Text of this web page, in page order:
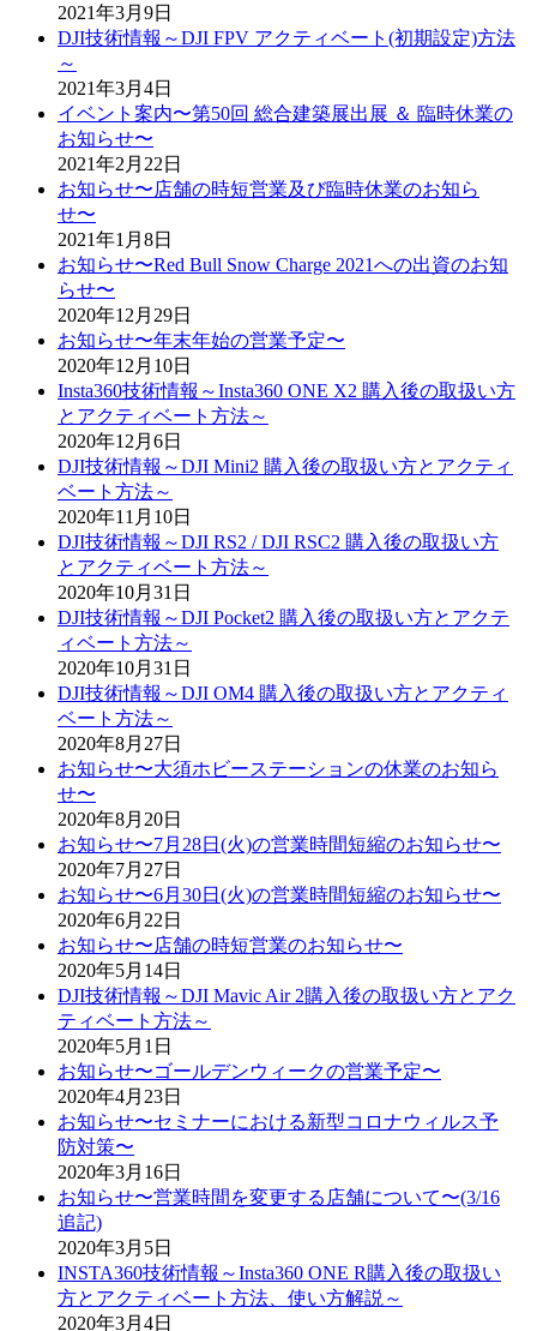
2021年3月9日
DJI技術情報～DJI FPV アクティベート(初期設定)方法
～
2021年3月4日
イベント案内〜第50回 総合建築展出展 ＆ 臨時休業の
お知らせ〜
2021年2月22日
お知らせ〜店舗の時短営業及び臨時休業のお知ら
せ〜
2021年1月8日
お知らせ〜Red Bull Snow Charge 2021への出資のお知
らせ〜
2020年12月29日
お知らせ〜年末年始の営業予定〜
2020年12月10日
Insta360技術情報～Insta360 ONE X2 購入後の取扱い方
とアクティベート方法～
2020年12月6日
DJI技術情報～DJI Mini2 購入後の取扱い方とアクティ
ベート方法～
2020年11月10日
DJI技術情報～DJI RS2 / DJI RSC2 購入後の取扱い方
とアクティベート方法～
2020年10月31日
DJI技術情報～DJI Pocket2 購入後の取扱い方とアクテ
ィベート方法～
2020年10月31日
DJI技術情報～DJI OM4 購入後の取扱い方とアクティ
ベート方法～
2020年8月27日
お知らせ〜大須ホビーステーションの休業のお知ら
せ〜
2020年8月20日
お知らせ〜7月28日(火)の営業時間短縮のお知らせ〜
2020年7月27日
お知らせ〜6月30日(火)の営業時間短縮のお知らせ〜
2020年6月22日
お知らせ〜店舗の時短営業のお知らせ〜
2020年5月14日
DJI技術情報～DJI Mavic Air 2購入後の取扱い方とアク
ティベート方法～
2020年5月1日
お知らせ〜ゴールデンウィークの営業予定〜
2020年4月23日
お知らせ〜セミナーにおける新型コロナウィルス予
防対策〜
2020年3月16日
お知らせ〜営業時間を変更する店舗について〜(3/16
追記)
2020年3月5日
INSTA360技術情報～Insta360 ONE R購入後の取扱い
方とアクティベート方法、使い方解説～
2020年3月4日